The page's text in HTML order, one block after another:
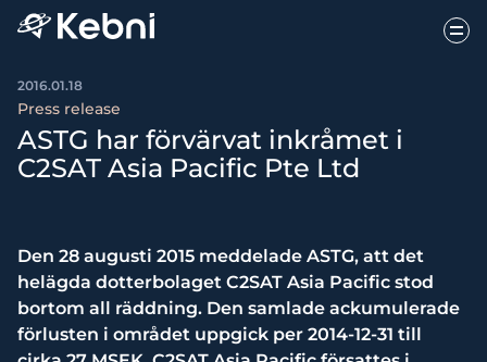
2016.01.18
Press release
ASTG har förvärvat inkråmet i
C2SAT Asia Pacific Pte Ltd
Den 28 augusti 2015 meddelade ASTG, att det
helägda dotterbolaget C2SAT Asia Pacific stod
bortom all räddning. Den samlade ackumulerade
förlusten i området uppgick per 2014-12-31 till